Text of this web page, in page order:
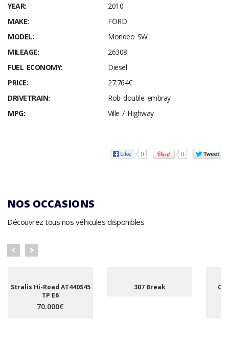
YEAR:
2010
MAKE:
FORD
MODEL:
Mondeo SW
MILEAGE:
26308
FUEL ECONOMY:
Diesel
PRICE:
27.764€
DRIVETRAIN:
Rob double embray
MPG:
Ville / Highway
0 0
NOS OCCASIONS
Découvrez tous nos véhicules disponibles
Stralis Hi-Road AT440S45
TP E6
70.000€
307 Break
C5